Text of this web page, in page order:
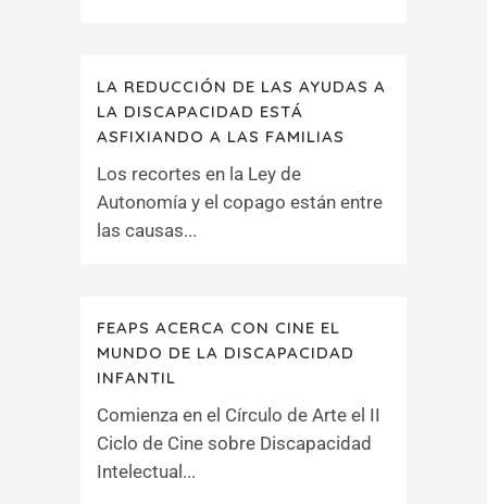
LA REDUCCIÓN DE LAS AYUDAS A
LA DISCAPACIDAD ESTÁ
ASFIXIANDO A LAS FAMILIAS
Los recortes en la Ley de
Autonomía y el copago están entre
las causas...
FEAPS ACERCA CON CINE EL
MUNDO DE LA DISCAPACIDAD
INFANTIL
Comienza en el Círculo de Arte el II
Ciclo de Cine sobre Discapacidad
Intelectual...